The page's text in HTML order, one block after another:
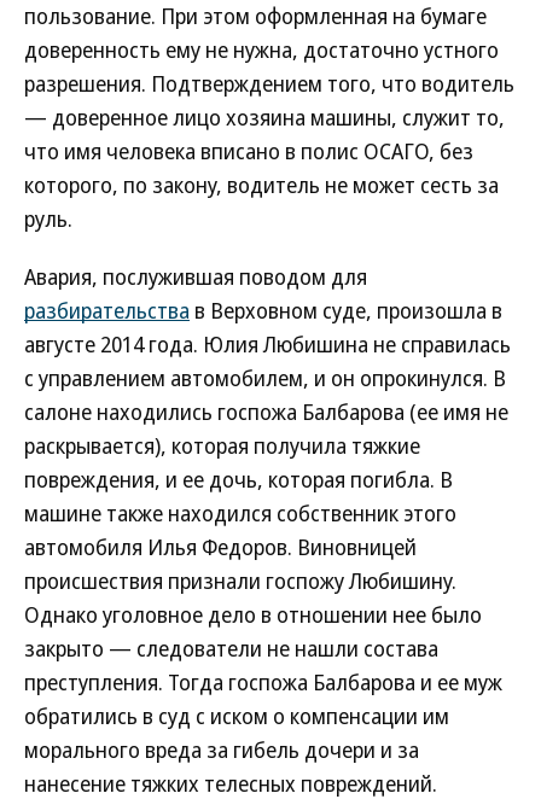
пользование. При этом оформленная на бумаге
доверенность ему не нужна, достаточно устного
разрешения. Подтверждением того, что водитель
— доверенное лицо хозяина машины, служит то,
что имя человека вписано в полис ОСАГО, без
которого, по закону, водитель не может сесть за
руль.
Авария, послужившая поводом для
разбирательства в Верховном суде, произошла в
августе 2014 года. Юлия Любишина не справилась
с управлением автомобилем, и он опрокинулся. В
салоне находились госпожа Балбарова (ее имя не
раскрывается), которая получила тяжкие
повреждения, и ее дочь, которая погибла. В
машине также находился собственник этого
автомобиля Илья Федоров. Виновницей
происшествия признали госпожу Любишину.
Однако уголовное дело в отношении нее было
закрыто — следователи не нашли состава
преступления. Тогда госпожа Балбарова и ее муж
обратились в суд с иском о компенсации им
морального вреда за гибель дочери и за
нанесение тяжких телесных повреждений.